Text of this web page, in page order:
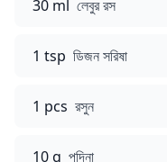
30 ml লেবুর রস
1 tsp ডিজন সরিষা
1 pcs রসুন
10 g পুদিনা